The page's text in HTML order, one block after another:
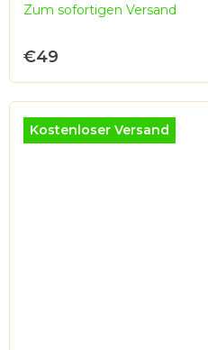
Zum sofortigen Versand
€49
Kostenloser Versand